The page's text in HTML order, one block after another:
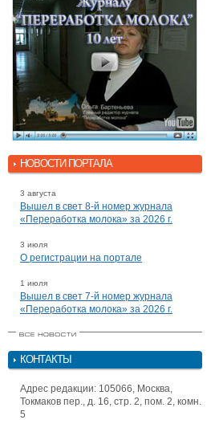
НОВОСТИ ПОРТАЛА
3 августа
Вышел в свет 8-й номер журнала
«Переработка молока» за 2026 г.
3 июля
О регистрации на портале
1 июля
Вышел в свет 7-й номер журнала
«Переработка молока» за 2026 г.
КОНТАКТЫ
Адрес редакции: 105066, Москва,
Токмаков пер., д. 16, стр. 2, пом. 2, комн.
5